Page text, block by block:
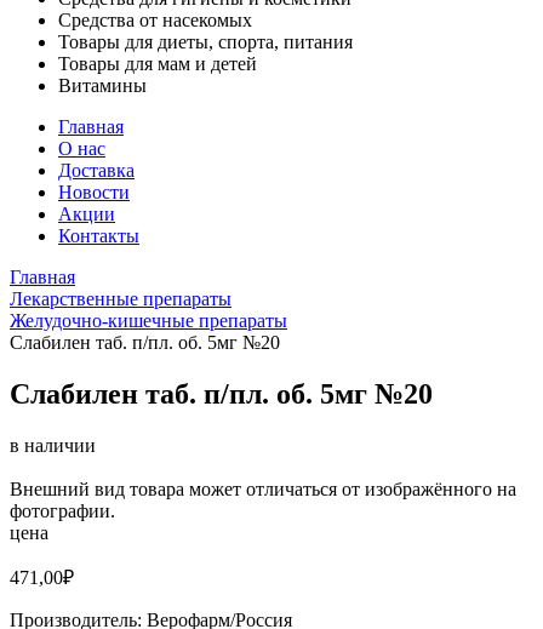
Средства от насекомых
Товары для диеты, спорта, питания
Товары для мам и детей
Витамины
Главная
О нас
Доставка
Новости
Акции
Контакты
Главная
Лекарственные препараты
Желудочно-кишечные препараты
Слабилен таб. п/пл. об. 5мг №20
Слабилен таб. п/пл. об. 5мг №20
в наличии
Внешний вид товара может отличаться от изображённого на
фотографии.
цена
471,00₽
Производитель: Верофарм/Россия